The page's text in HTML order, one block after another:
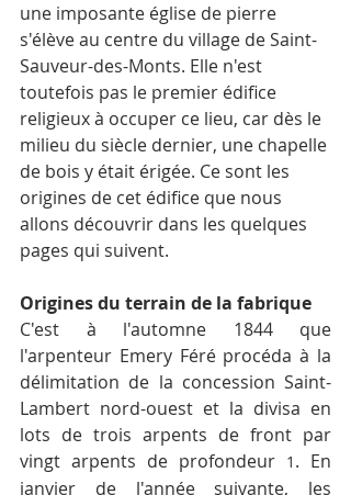
une imposante église de pierre
s'élève au centre du village de Saint-
Sauveur-des-Monts. Elle n'est
toutefois pas le premier édifice
religieux à occuper ce lieu, car dès le
milieu du siècle dernier, une chapelle
de bois y était érigée. Ce sont les
origines de cet édifice que nous
allons découvrir dans les quelques
pages qui suivent.
Origines du terrain de la fabrique
C'est à l'automne 1844 que
l'arpenteur Emery Féré procéda à la
délimitation de la concession Saint-
Lambert nord-ouest et la divisa en
lots de trois arpents de front par
vingt arpents de profondeur 1 . En
janvier de l'année suivante, les